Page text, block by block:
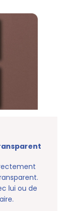
lui ou de